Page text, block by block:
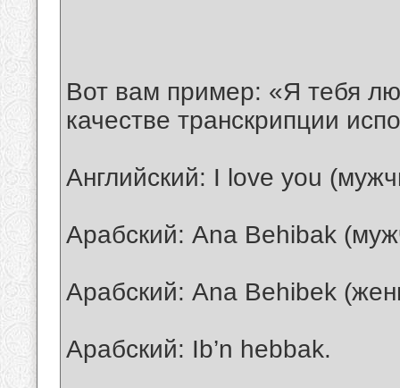
Вот вам пример: «Я тебя
качестве транскрипции
Английский: I love you
Арабский: Ana Behibak
Арабский: Ana Behibek
Арабский: Ib’n hebbak.